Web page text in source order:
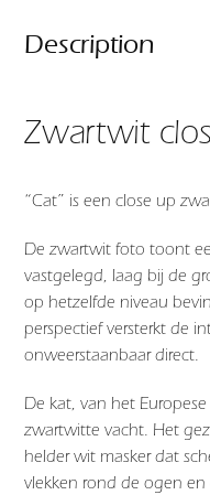
Description
Zwartwit
“Cat” is een close up
De zwartwit foto toont
vastgelegd, laag bij de
op hetzelfde niveau
perspectief versterkt de
onweerstaanbaar direct.
De kat, van het
zwartwitte vacht. Het
helder wit masker dat
vlekken rond de ogen